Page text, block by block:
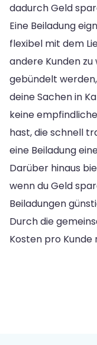
dadurch Geld
Eine Beiladung
flexibel mit dem
andere Kunden
gebündelt
deine Sachen in
keine
hast, die schnell
eine Beiladung
Darüber hinaus
wenn du Geld
Beiladungen
Durch die
Kosten pro Kunde